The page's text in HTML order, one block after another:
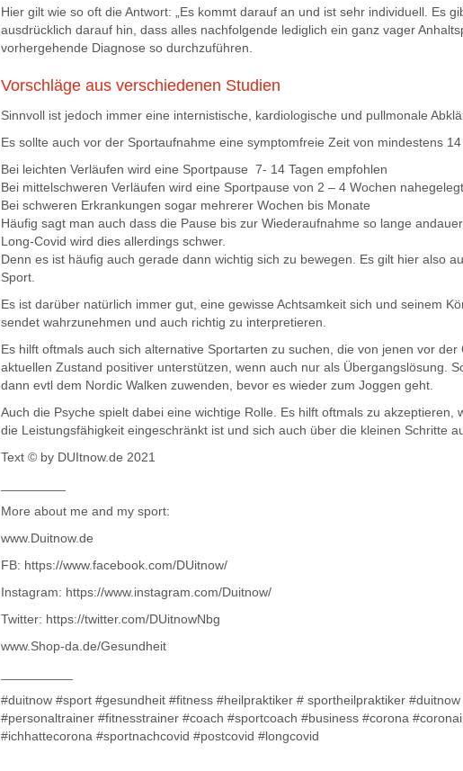
Hier gilt wie so oft die Antwort: „Es kommt darauf an und ist sehr individuell. Es
ausdrücklich darauf hin, dass alles nachfolgende lediglich ein ganz vager
vorhergehende Diagnose so durchzuführen.
Vorschläge aus verschiedenen Studien
Sinnvoll ist jedoch immer eine internistische, kardiologische und pullmonale
Es sollte auch vor der Sportaufnahme eine symptomfreie Zeit von mindestens 14
Bei leichten Verläufen wird eine Sportpause 7- 14 Tagen empfohlen
Bei mittelschweren Verläufen wird eine Sportpause von 2 – 4 Wochen nahegelegt
Bei schweren Erkrankungen sogar mehrerer Wochen bis Monate
Häufig sagt man auch dass die Pause bis zur Wiederaufnahme so lange
Long-Covid wird dies allerdings schwer.
Denn es ist häufig auch gerade dann wichtig sich zu bewegen. Es gilt hier also
Sport.
Es ist darüber natürlich immer gut, eine gewisse Achtsamkeit sich und seinem
sendet wahrzunehmen und auch richtig zu interpretieren.
Es hilft oftmals auch sich alternative Sportarten zu suchen, die von jenen vor
aktuellen Zustand positiver unterstützen, wenn auch nur als Übergangslösung.
dann evtl dem Nordic Walken zuwenden, bevor es wieder zum Joggen geht.
Auch die Psyche spielt dabei eine wichtige Rolle. Es hilft oftmals zu
die Leistungsfähigkeit eingeschränkt ist und sich auch über die kleinen Schritte
Text © by DUItnow.de 2021
More about me and my sport:
www.Duitnow.de
FB: https://www.facebook.com/DUitnow/
Instagram: https://www.instagram.com/Duitnow/
Twitter: https://twitter.com/DUitnowNbg
www.Shop-da.de/Gesundheit
#duitnow #sport #gesundheit #fitness #heilpraktiker # sportheilpraktiker
#personaltrainer #fitnesstrainer #coach #sportcoach #business #corona
#ichhattecorona #sportnachcovid #postcovid #longcovid